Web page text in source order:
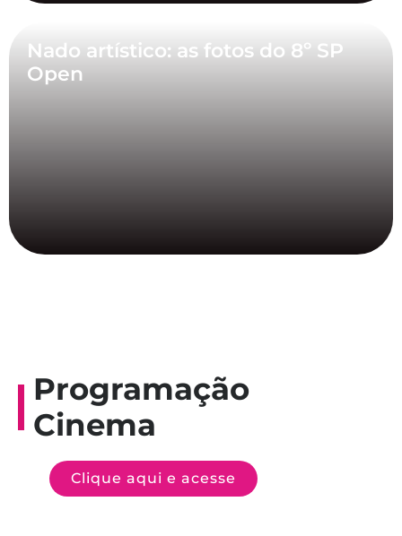
Nado artístico: as fotos do 8º SP
Open
Programação
Cinema
Clique aqui e acesse